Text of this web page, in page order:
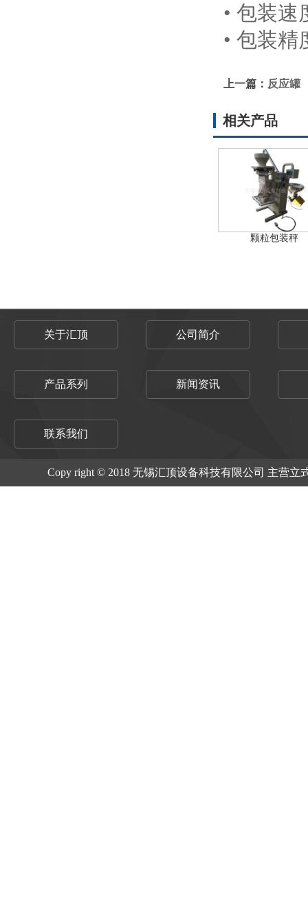
• 包装速
• 包装精
上一篇： 反应罐
相关产品
颗粒包装秤
关于汇顶 公司简介
产品系列 新闻资讯
联系我们
Copy right © 2018 无锡汇顶设备科技有限公司